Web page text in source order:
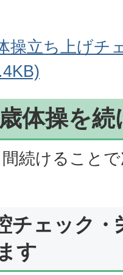
操立ち上げチ
体操を
続けること
チェック・
す